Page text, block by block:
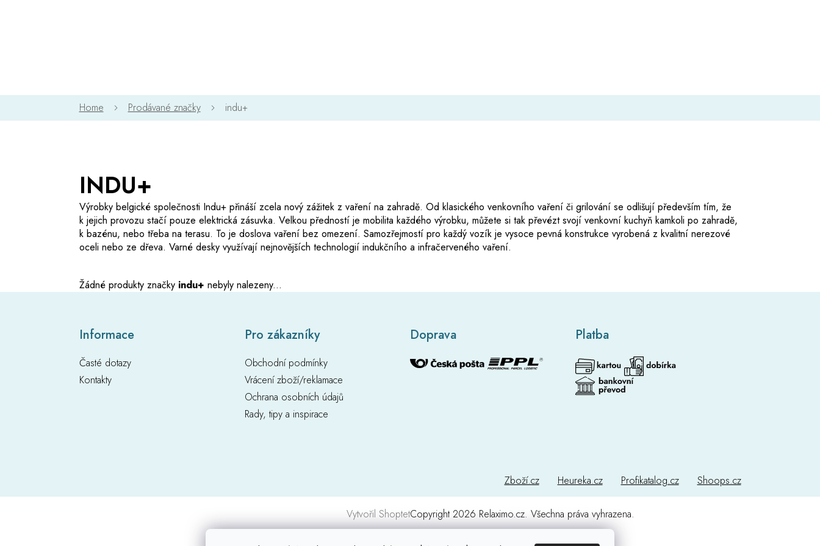
Prodávané značky indu+
INDU+
Výrobky belgické společnosti Indu+ přináší zcela nový zážitek z vaření na zahradě. Od klasického venkovního vaření či grilování se odlišují především tím, že
k jejich provozu stačí pouze elektrická zásuvka. Velkou předností je mobilita každého výrobku, můžete si tak převézt svojí venkovní kuchyň kamkoli po zahradě,
k bazénu, nebo třeba na terasu. To je doslova vaření bez omezení. Samozřejmostí pro každý vozík je vysoce pevná konstrukce vyrobená z kvalitní nerezové
oceli nebo ze dřeva. Varné desky využívají nejnovějších technologií indukčního a infračerveného vaření.
Žádné produkty značky indu+ nebyly nalezeny...
Informace
Časté dotazy
Kontakty
Pro zákazníky
Obchodní podmínky
Vrácení zboží/reklamace
Ochrana osobních údajů
Rady, tipy a inspirace
Doprava Platba
Zboží.cz Heureka.cz Profikatalog.cz Shoops.cz
Vytvořil ShoptetCopyright 2026 Relaximo.cz. Všechna práva vyhrazena.